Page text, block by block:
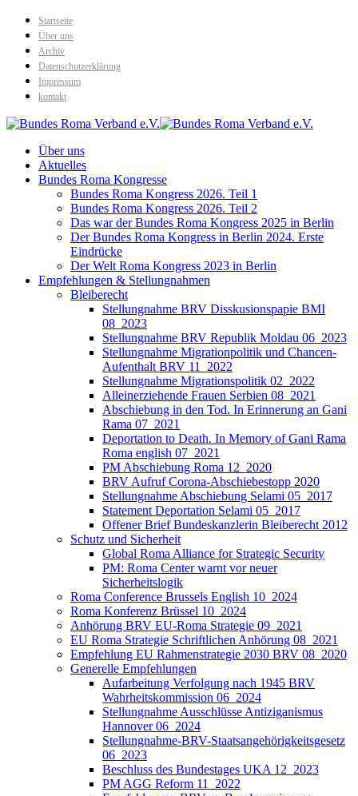
Startseite
Über uns
Archiv
Datenschutzerklärung
Impressum
kontakt
Über uns
Aktuelles
Bundes Roma Kongresse
Bundes Roma Kongress 2026. Teil 1
Bundes Roma Kongress 2026. Teil 2
Das war der Bundes Roma Kongress 2025 in Berlin
Der Bundes Roma Kongress in Berlin 2024. Erste
Eindrücke
Der Welt Roma Kongress 2023 in Berlin
Empfehlungen & Stellungnahmen
Bleiberecht
Stellungnahme BRV Disskusionspapie BMI
08_2023
Stellungnahme BRV Republik Moldau 06_2023
Stellungnahme Migrationpolitik und Chancen-
Aufenthalt BRV 11_2022
Stellungnahme Migrationspolitik 02_2022
Alleinerziehende Frauen Serbien 08_2021
Abschiebung in den Tod. In Erinnerung an Gani
Rama 07_2021
Deportation to Death. In Memory of Gani Rama
Roma english 07_2021
PM Abschiebung Roma 12_2020
BRV Aufruf Corona-Abschiebestopp 2020
Stellungnahme Abschiebung Selami 05_2017
Statement Deportation Selami 05_2017
Offener Brief Bundeskanzlerin Bleiberecht 2012
Schutz und Sicherheit
Global Roma Alliance for Strategic Security
PM: Roma Center warnt vor neuer
Sicherheitslogik
Roma Conference Brussels English 10_2024
Roma Konferenz Brüssel 10_2024
Anhörung BRV EU-Roma Strategie 09_2021
EU Roma Strategie Schriftlichen Anhörung 08_2021
Empfehlung EU Rahmenstrategie 2030 BRV 08_2020
Generelle Empfehlungen
Aufarbeitung Verfolgung nach 1945 BRV
Wahrheitskommission 06_2024
Stellungnahme Ausschlüsse Antiziganismus
Hannover 06_2024
Stellungnahme-BRV-Staatsangehörigkeitsgesetz
06_2023
Beschluss des Bundestages UKA 12_2023
PM AGG Reform 11_2022